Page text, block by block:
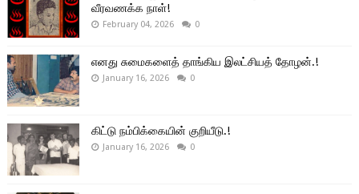
வீரவணக்க நாள்!
February 04, 2026 0
எனது சுமைகளைத் தாங்கிய இலட்சியத் தோழன்.!
January 16, 2026 0
கிட்டு நம்பிக்கையின் குறியீடு.!
January 16, 2026 0